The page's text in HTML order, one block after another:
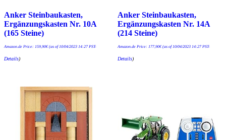
Anker Steinbaukasten,
Ergänzungskasten Nr. 10A
(165 Steine)
Amazon.de Price: 159,90€(as of 10/04/2023 14:27 PST-
Details)
Anker Steinbaukasten,
Ergänzungskasten Nr. 14A
(214 Steine)
Amazon.de Price: 177,90€(as of 10/04/2023 14:27 PST-
Details)